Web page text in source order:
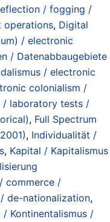
/ fogging /
operations, Digital
/ electronic
/ Datenabbaugebiete
/ electronic
colonialism /
/ laboratory tests /
, Full Spectrum
, Individualität /
, Kapital / Kapitalismus
commerce /
de-nationalization,
/ Kontinentalismus /